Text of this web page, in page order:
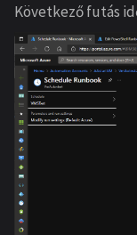
Következő futás